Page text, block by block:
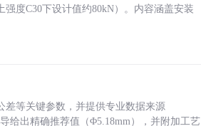
度C30下设计值约80kN）。内容涵盖安装
差等关键参数，并提供专业数据来源
给出精确推荐值（Φ5.18mm），并附加工艺